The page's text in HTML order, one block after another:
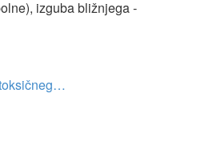
izguba bližnjega -